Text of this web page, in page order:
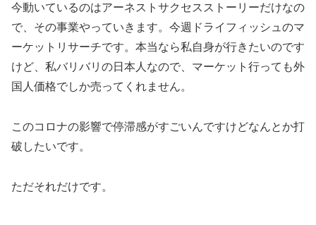
今動いているのはアーネストサクセスストーリーだけなの
で、その事業やっていきます。今週ドライフィッシュのマ
ーケットリサーチです。本当なら私自身が行きたいのです
けど、私バリバリの日本人なので、マーケット行っても外
国人価格でしか売ってくれません。
このコロナの影響で停滞感がすごいんですけどなんとか打
破したいです。
ただそれだけです。